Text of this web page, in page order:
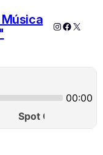
Música
Instagram
X